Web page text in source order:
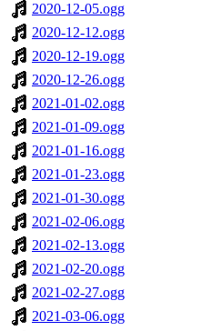
2020-12-05.ogg
2020-12-12.ogg
2020-12-19.ogg
2020-12-26.ogg
2021-01-02.ogg
2021-01-09.ogg
2021-01-16.ogg
2021-01-23.ogg
2021-01-30.ogg
2021-02-06.ogg
2021-02-13.ogg
2021-02-20.ogg
2021-02-27.ogg
2021-03-06.ogg